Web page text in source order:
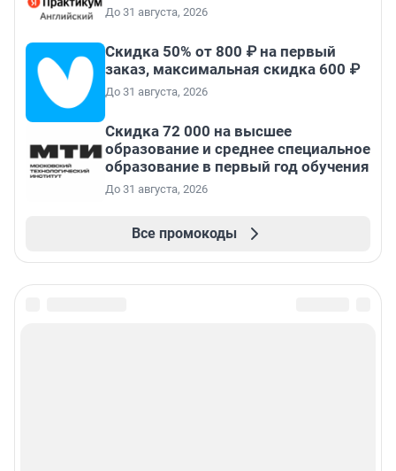
До 31 августа, 2026
Скидка 50% от 800 ₽ на первый
заказ, максимальная скидка 600 ₽
До 31 августа, 2026
Скидка 72 000 на высшее
образование и среднее специальное
образование в первый год обучения
До 31 августа, 2026
Все промокоды